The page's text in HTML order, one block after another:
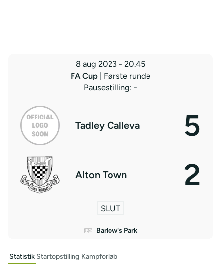
8 aug 2023 - 20.45
FA Cup
| Første runde
Pausestilling: -
Tadley Calleva 5
Alton Town 2
SLUT
Barlow's Park
Statistik Startopstilling Kampforløb